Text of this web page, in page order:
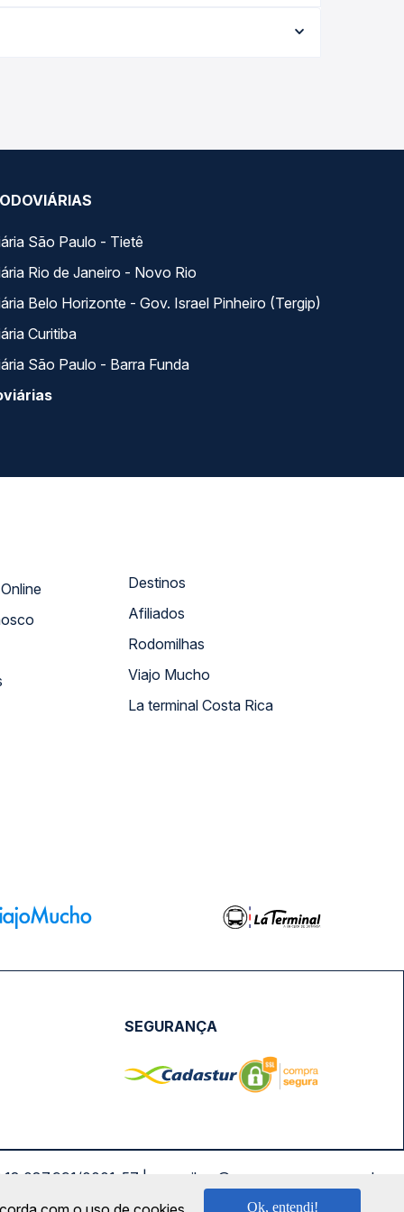
real e garante a melhor oferta para o seu
São Paulo - Tietê
Rio de Janeiro - Novo Rio
Belo Horizonte - Gov. Israel Pinheiro (Tergip)
Curitiba
São Paulo - Barra Funda
Atendimento Online
Destinos
Afiliados
Rodomilhas
Viajo Mucho
La terminal Costa Rica
SEGURANÇA
0001-57 | saconibus@queropassagem.com.br
Ok, entendi!